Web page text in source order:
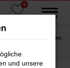
0
MENÜ
Hyundai i30 kaufen, leasen,
und unsere